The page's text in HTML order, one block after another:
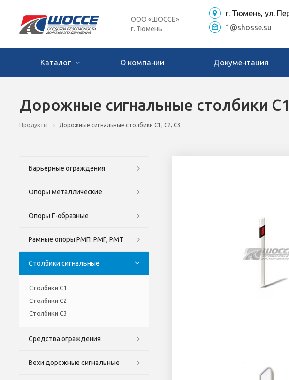
ООО «ШОССЕ»
г. Тюмень
г. Тюмень, ул.
1@shosse.su
Каталог О компании Документация
Дорожные сигнальные столбики
Продукты Дорожные сигнальные столбики С1, С2, С3
Барьерные ограждения
Опоры металлические
Опоры Г-образные
Рамные опоры РМП, РМГ, РМТ
Столбики сигнальные
Столбики С1
Столбики С2
Столбики С3
Средства ограждения
Вехи дорожные сигнальные